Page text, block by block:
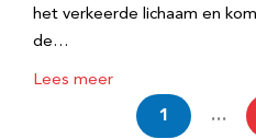
het verkeerde lichaam en
de…
Lees meer
1 …